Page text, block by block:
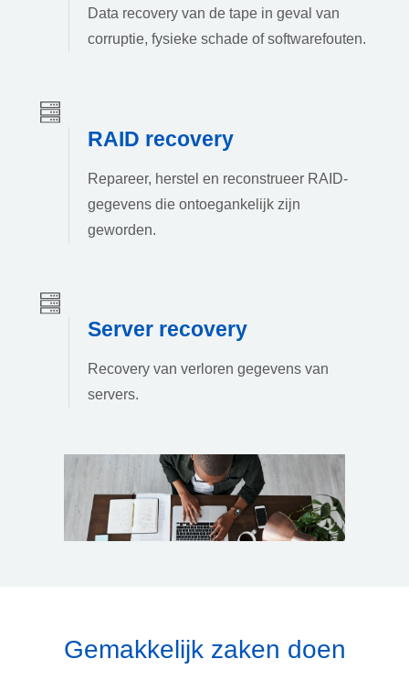
Data recovery van de tape in geval van
corruptie, fysieke schade of softwarefouten.
RAID recovery
Repareer, herstel en reconstrueer RAID-
gegevens die ontoegankelijk zijn
geworden.
Server recovery
Recovery van verloren gegevens van
servers.
Gemakkelijk zaken doen